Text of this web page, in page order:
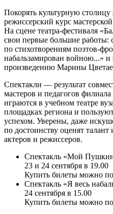
Покорять культурную столицу
режиссерский курс
На сцене театра-фестиваля
свои первые большие работы:
по стихотворениям поэтов-
набальзамирован войною...»
произведению Марины
Спектакли — результат
мастеров и педагогов
играются в учебном театре
площадках региона и
успехом. Уверены, даже
по достоинству оценят
актеров и режиссеров.
Спектакль «Мой
23 и 24 сентября в 19.00
Купить билеты можно по
Спектакль «Я весь
24 сентября в 15.00
Купить билеты можно по